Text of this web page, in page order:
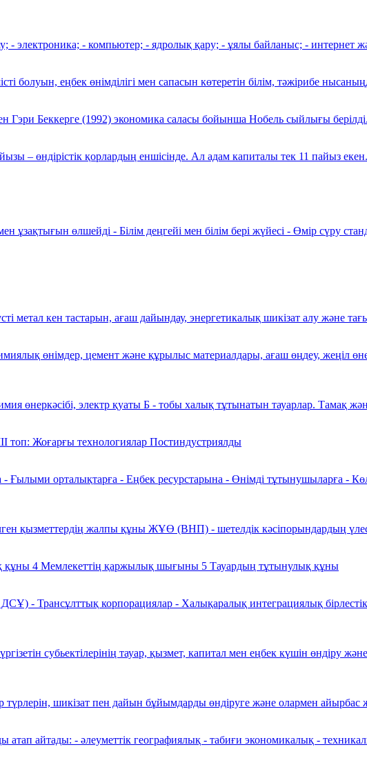
электроника; - компьютер; - ядролық қару; - ұялы байланыс; - интернет
болуын, еңбек өнімділігі мен сапасын көтеретін білім, тәжірибе
Беккерге (1992) экономика саласы бойынша Нобель сыйлығы берілді.
– өндірістік қорлардың еншісінде. Ал адам капиталы тек 11 пайыз екен.
өлшейді - Білім деңгейі мен білім бері жүйесі - Өмір сүру
метал кен тастарын, ағаш дайындау, энергетикалық шикізат алу және
өнімдер, цемент және құрылыс материалдары, ағаш өңдеу, жеңіл
өнеркәсібі, электр қуаты Б - тобы халық тұтынатын тауарлар. Тамақ
топ: Жоғарғы технологиялар Постиндустриялды
Ғылыми орталықтарға - Еңбек ресурстарына - Өнімді тұтынушыларға -
қызметтердің жалпы құны ЖҰӨ (ВНП) - шетелдік кәсіпорындардың
4 Мемлекеттің қаржылық шығыны 5 Тауардың тұтынулық құны
- Трансұлттық корпорациялар - Халықаралық интеграциялық
субьектілерінің тауар, қызмет, капитал мен еңбек күшін өндіру
түрлерін, шикізат пен дайын бұйымдарды өндіруге және олармен
атап айтады: - әлеуметтік географиялық - табиғи экономикалық -